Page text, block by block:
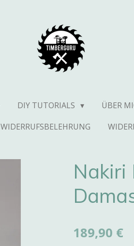
DIY TUTORIALS ÜBER
WIDERRUFSBELEHRUNG
Nakiri
189,90 €